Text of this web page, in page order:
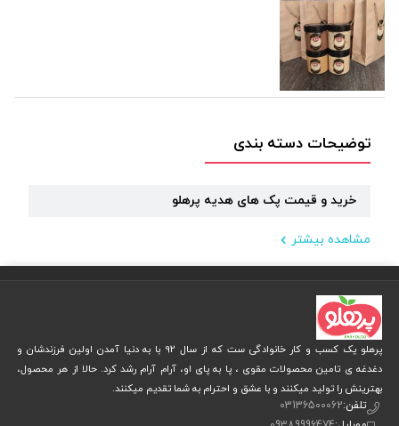
توضیحات دسته بندی
خرید و قیمت پک های هدیه پرهلو
مشاهده بیشتر
پرهلو یک کسب و کار خانوادگی ست که از سال 92 با به دنیا آمدن اولین فرزندشان و
دغدغه ی تامین محصولات مقوی ، پا به پای او، آرام آرام رشد کرد. حالا از هر محصول،
بهترینش را تولید میکنند و با عشق و احترام به شما تقدیم میکنند.
تلفن:03136500062